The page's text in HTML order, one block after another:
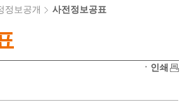
정보공개 사전정보공표
ㆍ인쇄